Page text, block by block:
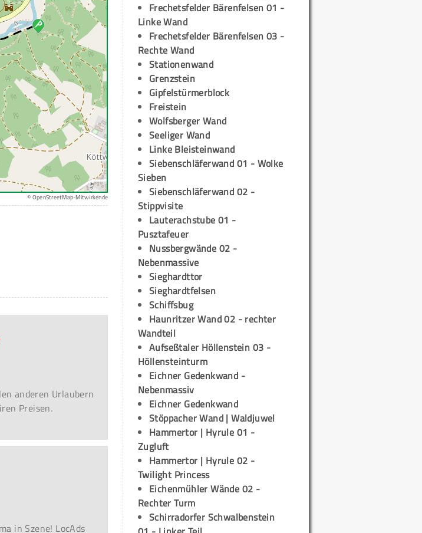
© OpenStreetMap-Mitwirkende
anderen Urlaubern
Preisen.
in Szene! LocAds
Frechetsfelder Bärenfelsen 01 -
Linke Wand
Frechetsfelder Bärenfelsen 03 -
Rechte Wand
Stationenwand
Grenzstein
Gipfelstürmerblock
Freistein
Wolfsberger Wand
Seeliger Wand
Linke Bleisteinwand
Siebenschläferwand 01 - Wolke
Sieben
Siebenschläferwand 02 -
Stippvisite
Lauterachstube 01 -
Pusztafeuer
Nussbergwände 02 -
Nebenmassive
Sieghardttor
Sieghardtfelsen
Schiffsbug
Haunritzer Wand 02 - rechter
Wandteil
Aufseßtaler Höllenstein 03 -
Höllensteinturm
Eichner Gedenkwand -
Nebenmassiv
Eichner Gedenkwand
Stöppacher Wand | Waldjuwel
Hammertor | Hyrule 01 -
Zugluft
Hammertor | Hyrule 02 -
Twilight Princess
Eichenmühler Wände 02 -
Rechter Turm
Schirradorfer Schwalbenstein